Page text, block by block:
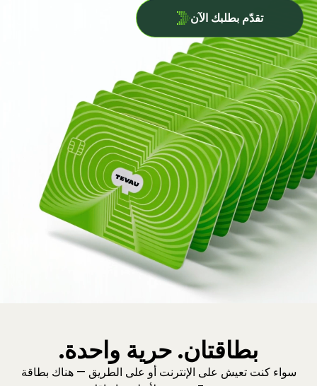
تقدّم بطلبك الآن
بطاقتان. حرية واحدة.
سواء كنت تعيش على الإنترنت أو على الطريق — هناك بطاقة